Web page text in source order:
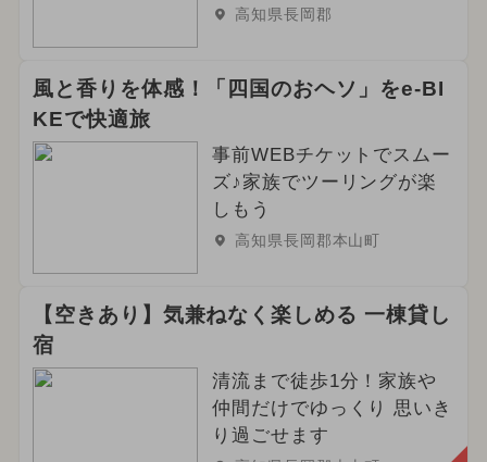
高知県長岡郡
風と香りを体感！「四国のおヘソ」をe-BI
KEで快適旅
事前WEBチケットでスムー
ズ♪家族でツーリングが楽
しもう
高知県長岡郡本山町
【空きあり】気兼ねなく楽しめる 一棟貸し
宿
清流まで徒歩1分！家族や
仲間だけでゆっくり 思いき
り過ごせます